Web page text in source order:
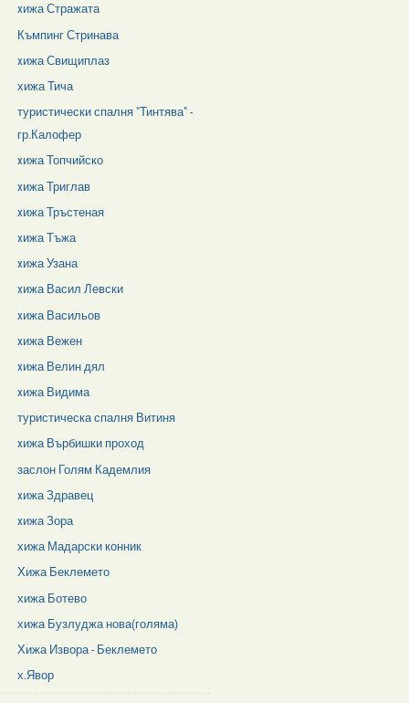
xижа Стражата
Къмпинг Стринава
xижа Свищиплаз
хижа Тича
туристически спалня "Тинтява" -
гр.Калофер
xижа Топчийско
xижа Триглав
xижа Тръстеная
xижа Тъжа
xижа Узана
xижа Васил Левски
xижа Васильов
xижа Вежен
xижа Велин дял
xижа Видима
туристическа спалня Витиня
xижа Върбишки проход
заслон Голям Кадемлия
xижа Здравец
xижа Зора
хижа Мадарски конник
Хижа Беклемето
хижа Ботево
хижа Бузлуджа нова(голяма)
Хижа Извора - Беклемето
х.Явор